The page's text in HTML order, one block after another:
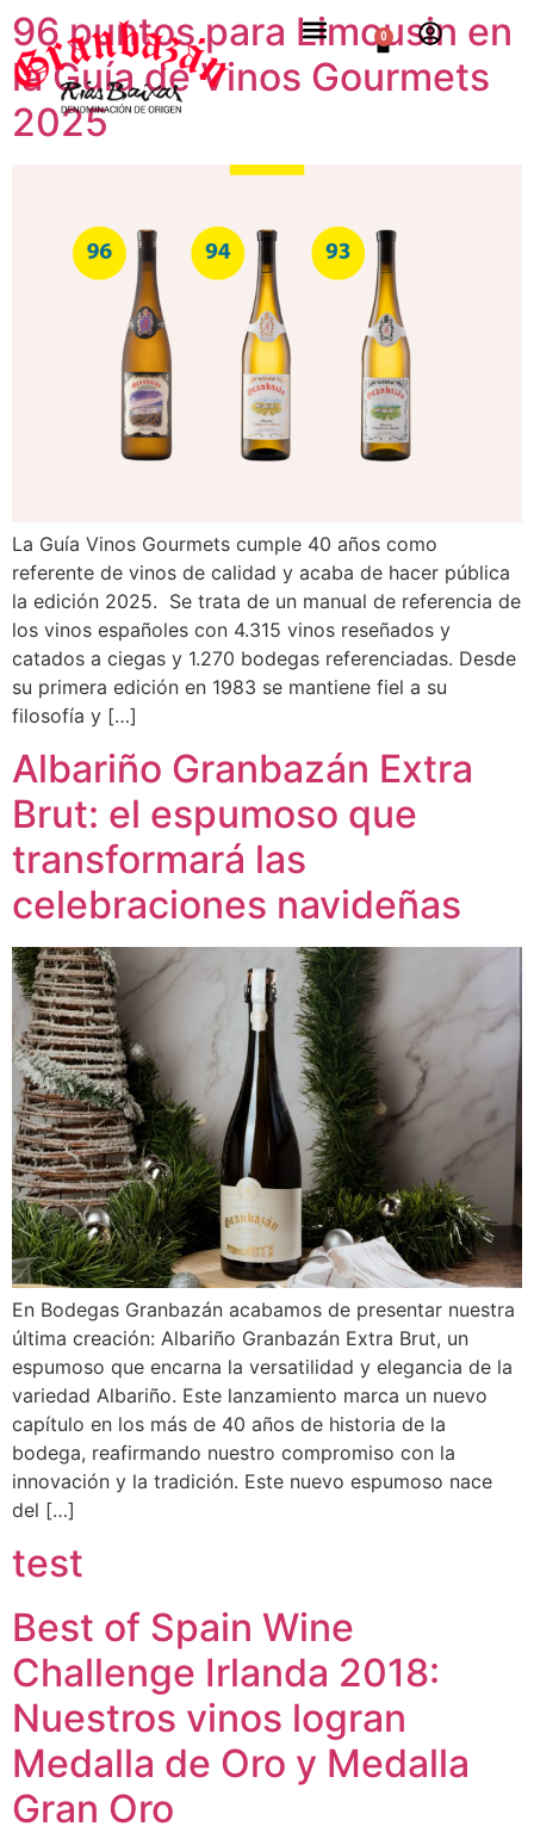
0
96 puntos para Limousin en
la Guía de Vinos Gourmets
2025
La Guía Vinos Gourmets cumple 40 años como
referente de vinos de calidad y acaba de hacer pública
la edición 2025. Se trata de un manual de referencia de
los vinos españoles con 4.315 vinos reseñados y
catados a ciegas y 1.270 bodegas referenciadas. Desde
su primera edición en 1983 se mantiene fiel a su
filosofía y […]
Albariño Granbazán Extra
Brut: el espumoso que
transformará las
celebraciones navideñas
En Bodegas Granbazán acabamos de presentar nuestra
última creación: Albariño Granbazán Extra Brut, un
espumoso que encarna la versatilidad y elegancia de la
variedad Albariño. Este lanzamiento marca un nuevo
capítulo en los más de 40 años de historia de la
bodega, reafirmando nuestro compromiso con la
innovación y la tradición. Este nuevo espumoso nace
del […]
test
Best of Spain Wine
Challenge Irlanda 2018:
Nuestros vinos logran
Medalla de Oro y Medalla
Gran Oro